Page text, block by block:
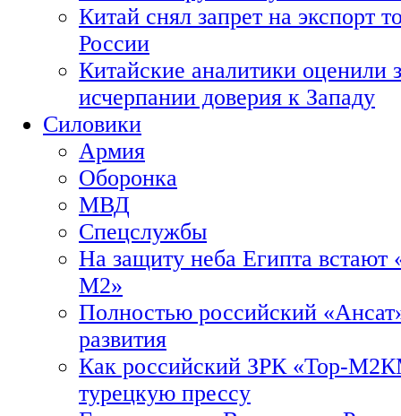
Китай снял запрет на экспорт
России
Китайские аналитики оценили
исчерпании доверия к Западу
Силовики
Армия
Оборонка
МВД
Спецслужбы
На защиту неба Египта встают
М2»
Полностью российский
развития
Как российский ЗРК «Тор-
турецкую прессу